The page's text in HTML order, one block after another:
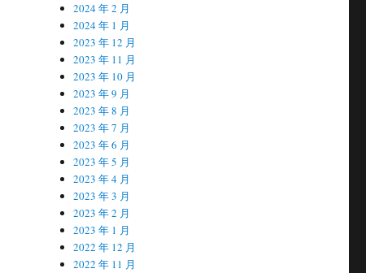
2024 年 2 月
2024 年 1 月
2023 年 12 月
2023 年 11 月
2023 年 10 月
2023 年 9 月
2023 年 8 月
2023 年 7 月
2023 年 6 月
2023 年 5 月
2023 年 4 月
2023 年 3 月
2023 年 2 月
2023 年 1 月
2022 年 12 月
2022 年 11 月